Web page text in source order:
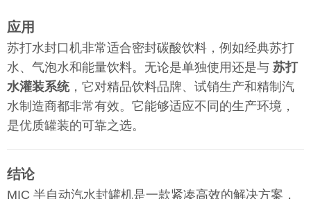
应用
苏打水封口机非常适合密封碳酸饮料，例如经典苏打
水、气泡水和能量饮料。无论是单独使用还是与 苏打
水灌装系统，它对精品饮料品牌、试销生产和精制汽
水制造商都非常有效。它能够适应不同的生产环境，
是优质罐装的可靠之选。
结论
MIC 半自动汽水封罐机是一款紧凑高效的解决方案，